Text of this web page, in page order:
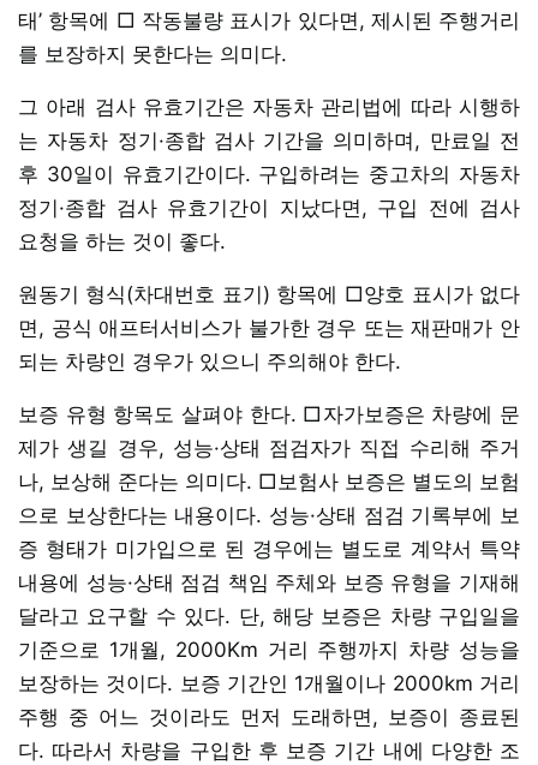
태’ 항목에 □ 작동불량 표시가 있다면, 제시된 주행거리
를 보장하지 못한다는 의미다.
그 아래 검사 유효기간은 자동차 관리법에 따라 시행하
는 자동차 정기·종합 검사 기간을 의미하며, 만료일 전
후 30일이 유효기간이다. 구입하려는 중고차의 자동차
정기·종합 검사 유효기간이 지났다면, 구입 전에 검사
요청을 하는 것이 좋다.
원동기 형식(차대번호 표기) 항목에 □양호 표시가 없다
면, 공식 애프터서비스가 불가한 경우 또는 재판매가 안
되는 차량인 경우가 있으니 주의해야 한다.
보증 유형 항목도 살펴야 한다. □자가보증은 차량에 문
제가 생길 경우, 성능·상태 점검자가 직접 수리해 주거
나, 보상해 준다는 의미다. □보험사 보증은 별도의 보험
으로 보상한다는 내용이다. 성능·상태 점검 기록부에 보
증 형태가 미가입으로 된 경우에는 별도로 계약서 특약
내용에 성능·상태 점검 책임 주체와 보증 유형을 기재해
달라고 요구할 수 있다. 단, 해당 보증은 차량 구입일을
기준으로 1개월, 2000Km 거리 주행까지 차량 성능을
보장하는 것이다. 보증 기간인 1개월이나 2000km 거리
주행 중 어느 것이라도 먼저 도래하면, 보증이 종료된
다. 따라서 차량을 구입한 후 보증 기간 내에 다양한 조